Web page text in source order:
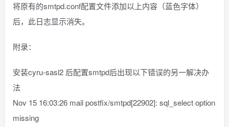
将原有的smtpd.conf配置文件添加以上内容（蓝色字体）
后，此日志显示消失。
附录：
安装cyru-sasl2 后配置smtpd后出现以下错误的另一解决办
法
Nov 15 16:03:26 mail postfix/smtpd[22902]: sql_select option
missing